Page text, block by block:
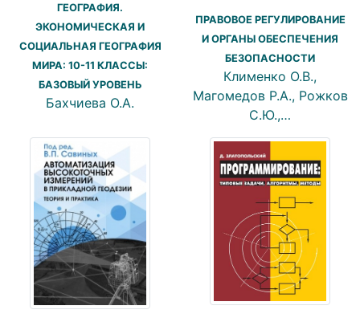
ГЕОГРАФИЯ.
ЭКОНОМИЧЕСКАЯ И
СОЦИАЛЬНАЯ ГЕОГРАФИЯ
МИРА: 10-11 КЛАССЫ:
БАЗОВЫЙ УРОВЕНЬ
Бахчиева О.А.
ПРАВОВОЕ РЕГУЛИРОВАНИЕ
И ОРГАНЫ ОБЕСПЕЧЕНИЯ
БЕЗОПАСНОСТИ
Клименко О.В.,
Магомедов Р.А., Рожков
С.Ю.,…